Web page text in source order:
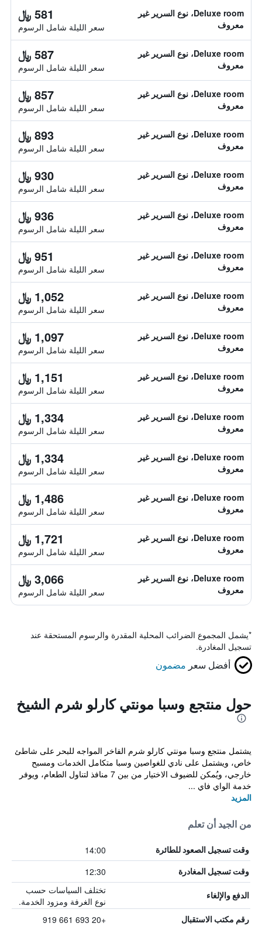
Deluxe room، نوع السرير غير
معروف
581 ﷼
سعر الليلة شامل الرسوم
Deluxe room، نوع السرير غير
معروف
587 ﷼
سعر الليلة شامل الرسوم
Deluxe room، نوع السرير غير
معروف
857 ﷼
سعر الليلة شامل الرسوم
Deluxe room، نوع السرير غير
معروف
893 ﷼
سعر الليلة شامل الرسوم
Deluxe room، نوع السرير غير
معروف
930 ﷼
سعر الليلة شامل الرسوم
Deluxe room، نوع السرير غير
معروف
936 ﷼
سعر الليلة شامل الرسوم
Deluxe room، نوع السرير غير
معروف
951 ﷼
سعر الليلة شامل الرسوم
Deluxe room، نوع السرير غير
معروف
1,052 ﷼
سعر الليلة شامل الرسوم
Deluxe room، نوع السرير غير
معروف
1,097 ﷼
سعر الليلة شامل الرسوم
Deluxe room، نوع السرير غير
معروف
1,151 ﷼
سعر الليلة شامل الرسوم
Deluxe room، نوع السرير غير
معروف
1,334 ﷼
سعر الليلة شامل الرسوم
Deluxe room، نوع السرير غير
معروف
1,334 ﷼
سعر الليلة شامل الرسوم
Deluxe room، نوع السرير غير
معروف
1,486 ﷼
سعر الليلة شامل الرسوم
Deluxe room، نوع السرير غير
معروف
1,721 ﷼
سعر الليلة شامل الرسوم
Deluxe room، نوع السرير غير
معروف
3,066 ﷼
سعر الليلة شامل الرسوم
*يشمل المجموع الضرائب المحلية المقدرة والرسوم المستحقة عند
تسجيل المغادرة.
أفضل سعر مضمون
حول منتجع وسبا مونتي كارلو شرم الشيخ
يشتمل منتجع وسبا مونتي كارلو شرم الفاخر المواجه للبحر على شاطئ
خاص، ويشتمل على نادي للغواصين وسبا متكامل الخدمات ومسبح
خارجي، ويُمكن للضيوف الاختيار من بين 7 منافذ لتناول الطعام، ويوفر
خدمة الواي فاي ...
المزيد
من الجيد أن تعلم
وقت تسجيل الصعود للطائرة 14:00
وقت تسجيل المغادرة 12:30
الدفع والإلغاء
تختلف السياسات حسب
نوع الغرفة ومزود الخدمة.
رقم مكتب الاستقبال +20 693 661 919